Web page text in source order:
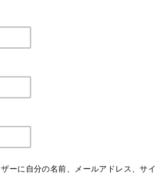
ーに自分の名前、メールアドレス、サ